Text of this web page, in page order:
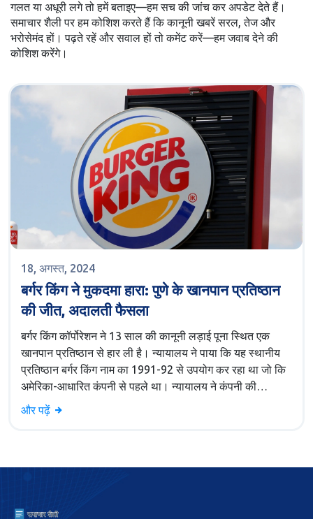
गलत या अधूरी लगे तो हमें बताइए—हम सच की जांच कर अपडेट देते हैं।
समाचार शैली पर हम कोशिश करते हैं कि कानूनी खबरें सरल, तेज और
भरोसेमंद हों। पढ़ते रहें और सवाल हों तो कमेंट करें—हम जवाब देने की
कोशिश करेंगे।
18, अगस्त, 2024
बर्गर किंग ने मुकदमा हारा: पुणे के खानपान प्रतिष्ठान
की जीत, अदालती फैसला
बर्गर किंग कॉर्पोरेशन ने 13 साल की कानूनी लड़ाई पूना स्थित एक
खानपान प्रतिष्ठान से हार ली है। न्यायालय ने पाया कि यह स्थानीय
प्रतिष्ठान बर्गर किंग नाम का 1991-92 से उपयोग कर रहा था जो कि
अमेरिका-आधारित कंपनी से पहले था। न्यायालय ने कंपनी की
ट्रेडमार्क उल्लंघन के दावे को खारिज करते हुए इसे जारी रखने की
अनुमति दी।
और पढ़ें